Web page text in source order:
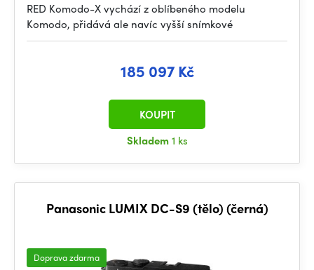
RED Komodo-X vychází z oblíbeného modelu
Komodo, přidává ale navíc vyšší snímkové
185 097 Kč
Skladem1 ks
KOUPIT
Panasonic LUMIX DC-S9 (tělo) (černá)
Doprava zdarma